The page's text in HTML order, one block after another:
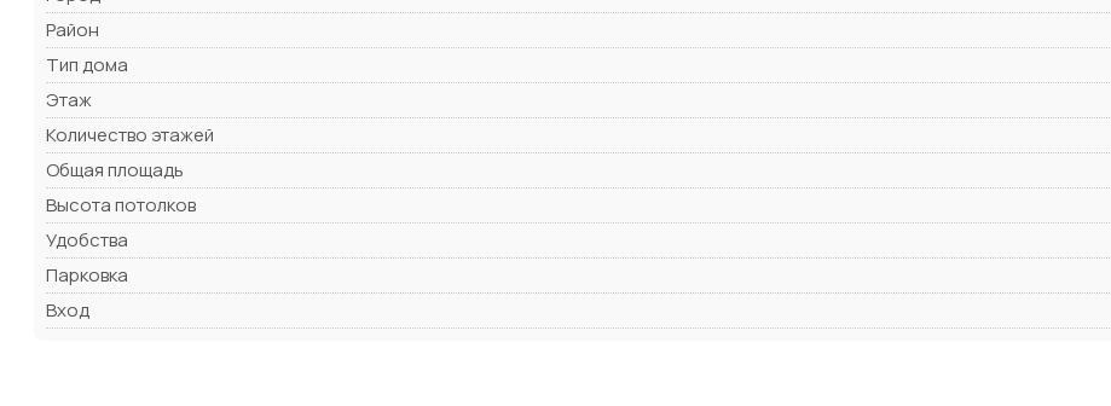
Район
Тип дома
Этаж
Количество этажей
Общая площадь
Высота потолков
Удобства
Парковка
Вход